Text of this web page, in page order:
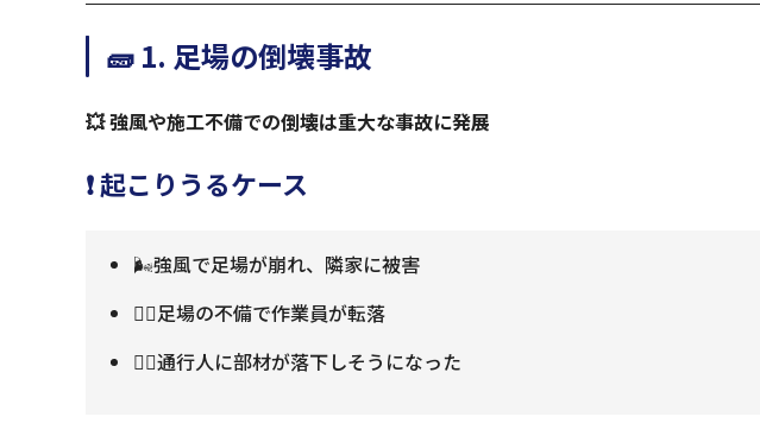
🧱 1. 足場の倒壊事故
💥 強風や施工不備での倒壊は重大な事故に発展
❗ 起こりうるケース
🌬️強風で足場が崩れ、隣家に被害
🧍‍♂️足場の不備で作業員が転落
🚶‍♀️通行人に部材が落下しそうになった